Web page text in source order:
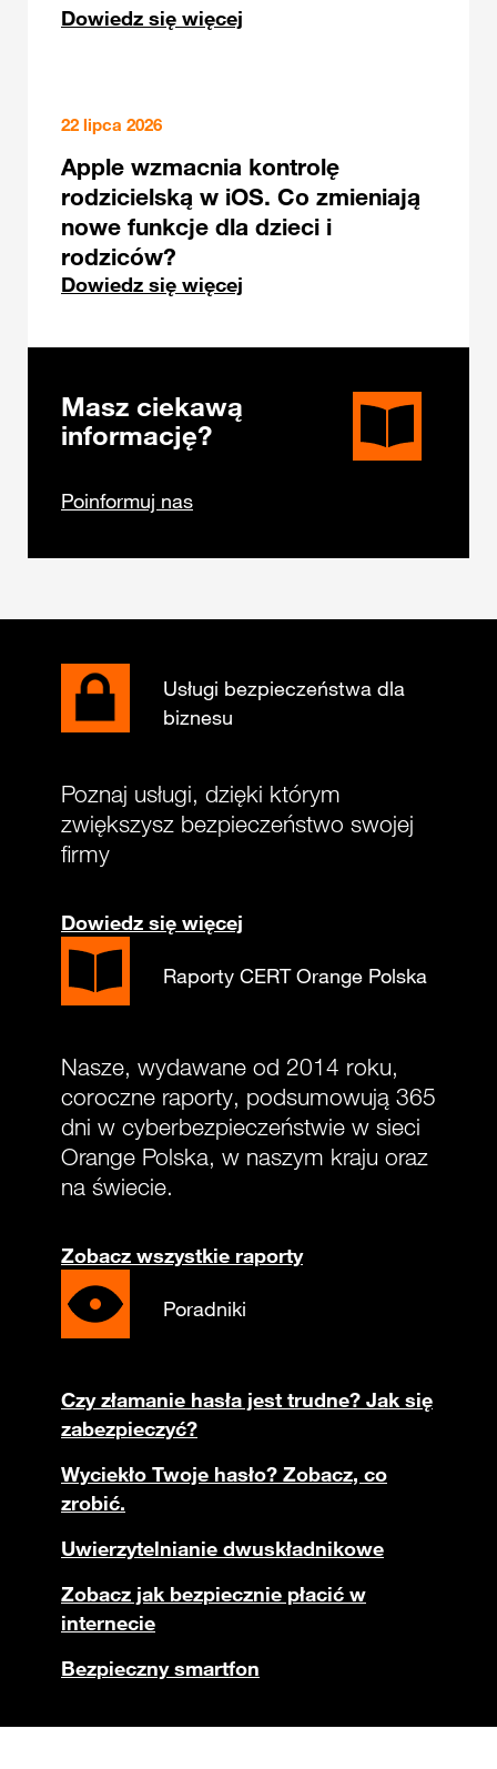
Dowiedz się więcej
22 lipca 2026
Apple wzmacnia kontrolę
rodzicielską w iOS. Co zmieniają
nowe funkcje dla dzieci i
rodziców?
Dowiedz się więcej
Masz ciekawą
informację?
Poinformuj nas
Usługi bezpieczeństwa dla
biznesu
Poznaj usługi, dzięki którym
zwiększysz bezpieczeństwo swojej
firmy
Dowiedz się więcej
Raporty CERT Orange Polska
Nasze, wydawane od 2014 roku,
coroczne raporty, podsumowują 365
dni w cyberbezpieczeństwie w sieci
Orange Polska, w naszym kraju oraz
na świecie.
Zobacz wszystkie raporty
Poradniki
Czy złamanie hasła jest trudne? Jak się
zabezpieczyć?
Wyciekło Twoje hasło? Zobacz, co
zrobić.
Uwierzytelnianie dwuskładnikowe
Zobacz jak bezpiecznie płacić w
internecie
Bezpieczny smartfon